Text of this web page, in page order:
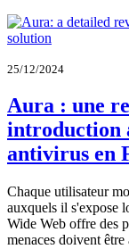
25/12/2024
Aura : une
introduction
antivirus en
Chaque utilisateur
auxquels il s'expose
Wide Web offre des
menaces doivent